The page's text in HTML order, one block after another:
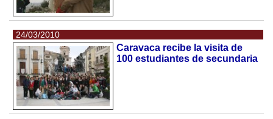
24/03/2010
Caravaca recibe la visita de
100 estudiantes de secundaria